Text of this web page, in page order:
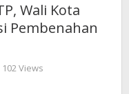
Wali Kota
Pembenahan
102 Views